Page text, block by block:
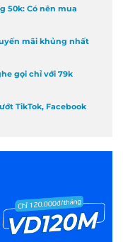
50k: Có nên mua
mãi khủng nhất
gọi chỉ với 79k
TikTok, Facebook